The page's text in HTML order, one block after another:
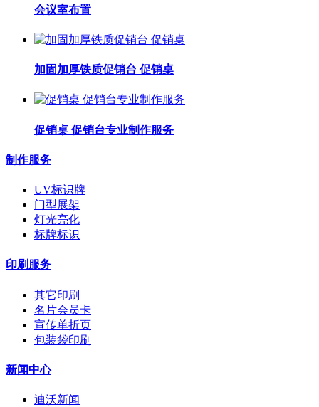
会议室布置
加固加厚铁质促销台 促销桌
促销桌 促销台专业制作服务
制作服务
UV标识牌
门型展架
灯光亮化
标牌标识
印刷服务
其它印刷
名片会员卡
宣传单折页
包装袋印刷
新闻中心
迪沃新闻